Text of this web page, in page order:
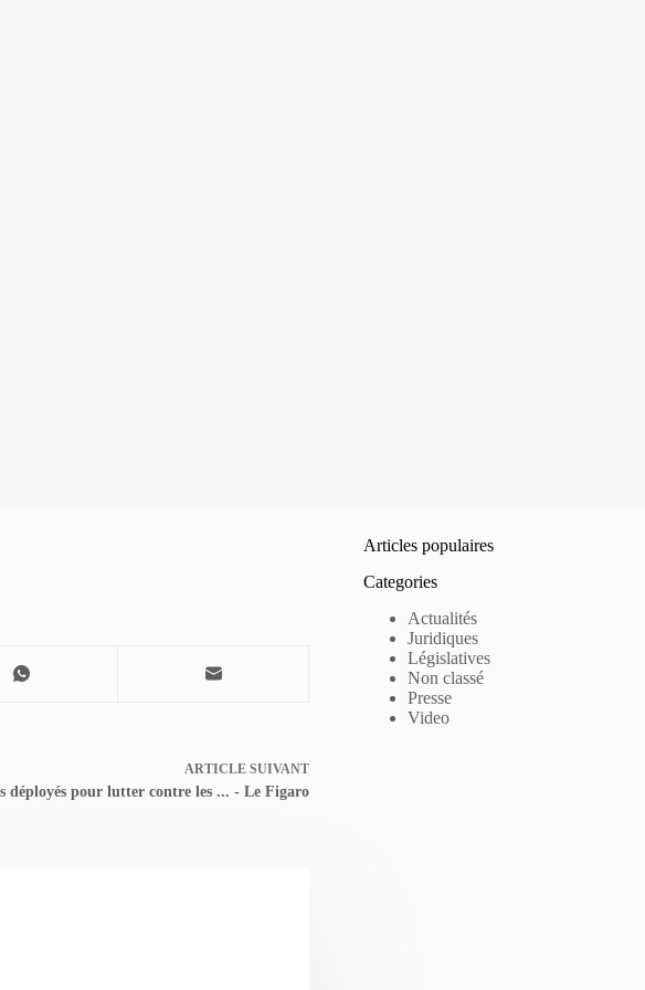
ARTICLE SUIVANT
déployés pour lutter contre les ... - Le Figaro
Articles populaires
Categories
Actualités
Juridiques
Législatives
Non classé
Presse
Video